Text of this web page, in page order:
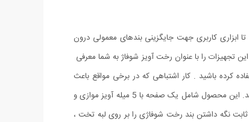
ابزاری کاربری جهت جایگزینی بندهای معمولی درون
تجهیزات را با عنوان رخت آویز شوفاژ به شما معرفی
کرده باشید . کار اشتباهی که در برخی مواقع باعث
سوختن لباس و یا حتی ایجاد اثر بر روی شوفاژ و بخاری می شد . اما با استفاده از رخت آویز شوفاژی می توانید همان کار را بسیار ساده و ایمن تر انجام دهید. این محصول شامل یک صفحه با 5 میله آویز موازی و
ثابت نگه داشتن بند رخت شوفاژی را بر روی لبه تخت ،